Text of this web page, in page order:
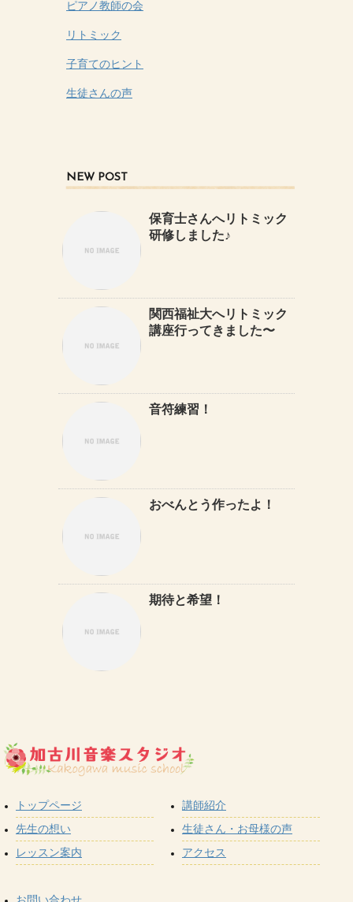
ピアノ教師の会
リトミック
子育てのヒント
生徒さんの声
NEW POST
保育士さんへリトミック
研修しました♪
関西福祉大へリトミック
講座行ってきました〜
音符練習！
おべんとう作ったよ！
期待と希望！
トップページ
先生の想い
レッスン案内
講師紹介
生徒さん・お母様の声
アクセス